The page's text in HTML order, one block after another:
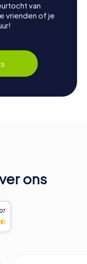
van
vrienden of je
ons